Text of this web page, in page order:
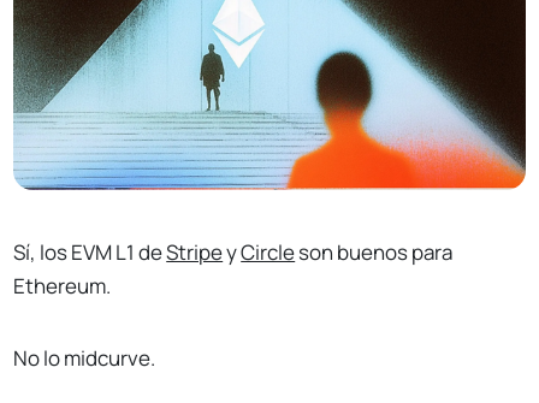
Sí, los EVM L1 deStripeyCircleson buenos para
Ethereum.
No lo midcurve.